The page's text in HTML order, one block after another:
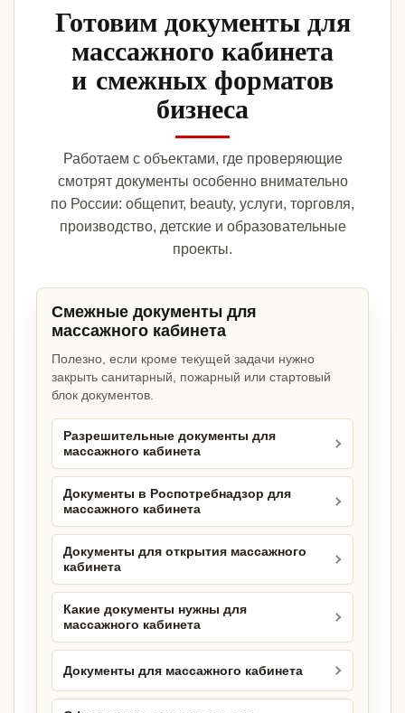
Готовим документы для
массажного кабинета
и смежных форматов
бизнеса
Работаем с объектами, где проверяющие
смотрят документы особенно внимательно
по России: общепит, beauty, услуги, торговля,
производство, детские и образовательные
проекты.
Смежные документы для
массажного кабинета
Полезно, если кроме текущей задачи нужно
закрыть санитарный, пожарный или стартовый
блок документов.
Разрешительные документы для
массажного кабинета
Документы в Роспотребнадзор для
массажного кабинета
Документы для открытия массажного
кабинета
Какие документы нужны для
массажного кабинета
Документы для массажного кабинета